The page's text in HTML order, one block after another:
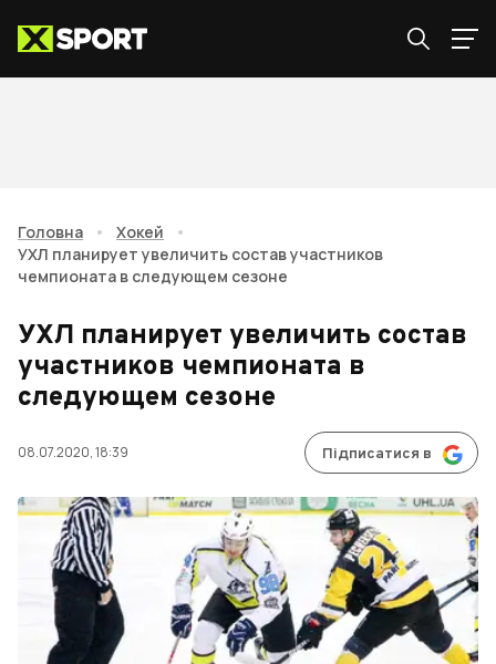
Головна • Хокей
•
УХЛ планирует увеличить состав участников
чемпионата в следующем сезоне
УХЛ планирует увеличить состав
участников чемпионата в
следующем сезоне
08.07.2020, 18:39 Підписатися в